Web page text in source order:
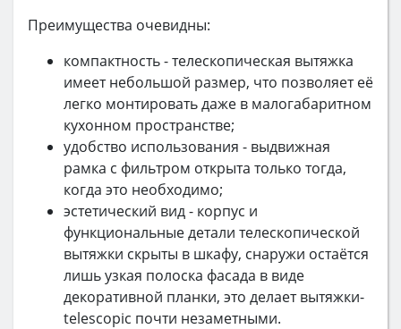
Преимущества очевидны:
компактность - телескопическая вытяжка
имеет небольшой размер, что позволяет её
легко монтировать даже в малогабаритном
кухонном пространстве;
удобство использования - выдвижная
рамка с фильтром открыта только тогда,
когда это необходимо;
эстетический вид - корпус и
функциональные детали телескопической
вытяжки скрыты в шкафу, снаружи остаётся
лишь узкая полоска фасада в виде
декоративной планки, это делает вытяжки-
telescopic почти незаметными.